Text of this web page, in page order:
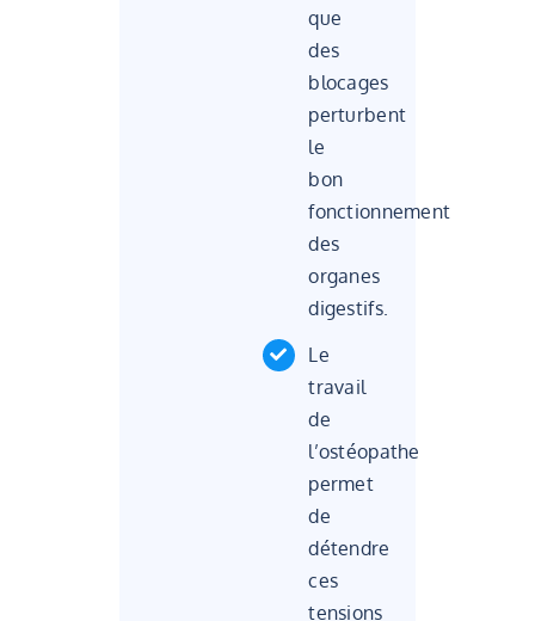
que
des
blocages
perturbent
le
bon
fonctionnement
des
organes
digestifs.
Le
travail
de
l’ostéopathe
permet
de
détendre
ces
tensions